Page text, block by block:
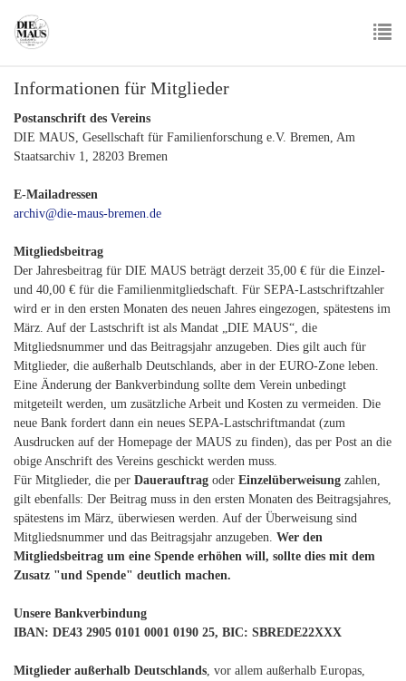
main
Informationen für Mitglieder
Postanschrift des Vereins
DIE MAUS, Gesellschaft für Familienforschung e.V. Bremen, Am
Staatsarchiv 1, 28203 Bremen
E-Mailadressen
archiv@die-maus-bremen.de
Mitgliedsbeitrag
Der Jahresbeitrag für DIE MAUS beträgt derzeit 35,00 € für die Einzel-
und 40,00 € für die Familienmitgliedschaft. Für SEPA-Lastschriftzahler
wird er in den ersten Monaten des neuen Jahres eingezogen, spätestens im
März. Auf der Lastschrift ist als Mandat „DIE MAUS“, die
Mitgliedsnummer und das Beitragsjahr anzugeben. Dies gilt auch für
Mitglieder, die außerhalb Deutschlands, aber in der EURO-Zone leben.
Eine Änderung der Bankverbindung sollte dem Verein unbedingt
mitgeteilt werden, um zusätzliche Arbeit und Kosten zu vermeiden. Die
neue Bank fordert dann ein neues SEPA-Lastschriftmandat (zum
Ausdrucken auf der Homepage der MAUS zu finden), das per Post an die
obige Anschrift des Vereins geschickt werden muss.
Für Mitglieder, die per Dauerauftrag oder Einzelüberweisung zahlen,
gilt ebenfalls: Der Beitrag muss in den ersten Monaten des Beitragsjahres,
spätestens im März, überwiesen werden. Auf der Überweisung sind
Mitgliedsnummer und das Beitragsjahr anzugeben. Wer den
Mitgliedsbeitrag um eine Spende erhöhen will, sollte dies mit dem
Zusatz "und Spende" deutlich machen.
Unsere Bankverbindung
IBAN: DE43 2905 0101 0001 0190 25, BIC: SBREDE22XXX
Mitglieder außerhalb Deutschlands, vor allem außerhalb Europas,